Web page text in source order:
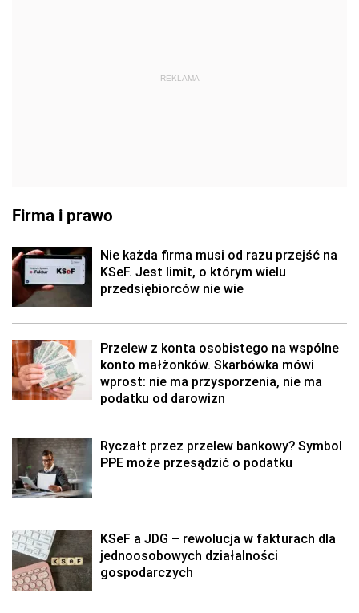
REKLAMA
Firma i prawo
Nie każda firma musi od razu przejść na
KSeF. Jest limit, o którym wielu
przedsiębiorców nie wie
Przelew z konta osobistego na wspólne
konto małżonków. Skarbówka mówi
wprost: nie ma przysporzenia, nie ma
podatku od darowizn
Ryczałt przez przelew bankowy? Symbol
PPE może przesądzić o podatku
KSeF a JDG – rewolucja w fakturach dla
jednoosobowych działalności
gospodarczych